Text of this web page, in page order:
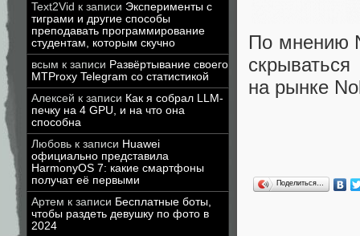
Text2Vid к записи Эксперименты с
тиграми и другие способы
преподавать программирование
студентам, которым скучно
всым к записи Развёртывание своего
MTProxy Telegram со статистикой
Алексей к записи Как я собрал LLM-
печку на 4 GPU, и на что она
способна
Любовь к записи Huawei
официально представила
HarmonyOS 7: какие смартфоны
получат её первыми
Артем к записи Бесплатные боты,
чтобы раздеть девушку по фото в
2024
По мнению
на рынке
Поделиться…